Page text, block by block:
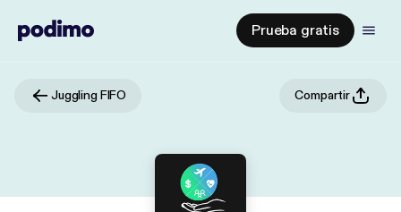
Prueba gratis
Juggling FIFO Compartir